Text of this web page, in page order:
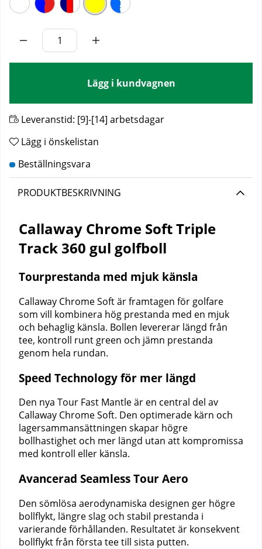
Lägg i kundvagnen
Leveranstid: [9]-[14] arbetsdagar
Lägg i önskelistan
PRODUKTBESKRIVNING
Callaway Chrome Soft Triple
Track 360 gul golfboll
Tourprestanda med mjuk känsla
Callaway Chrome Soft är framtagen för golfare
som vill kombinera hög prestanda med en mjuk
och behaglig känsla. Bollen levererar längd från
tee, kontroll runt green och jämn prestanda
genom hela rundan.
Speed Technology för mer längd
Den nya Tour Fast Mantle är en central del av
Callaway Chrome Soft. Den optimerade kärn och
lagersammansättningen skapar högre
bollhastighet och mer längd utan att kompromissa
med kontroll eller känsla.
Avancerad Seamless Tour Aero
Den sömlösa aerodynamiska designen ger högre
bollflykt, längre slag och stabil prestanda i
varierande förhållanden. Resultatet är konsekvent
bollflykt från första tee till sista putten.